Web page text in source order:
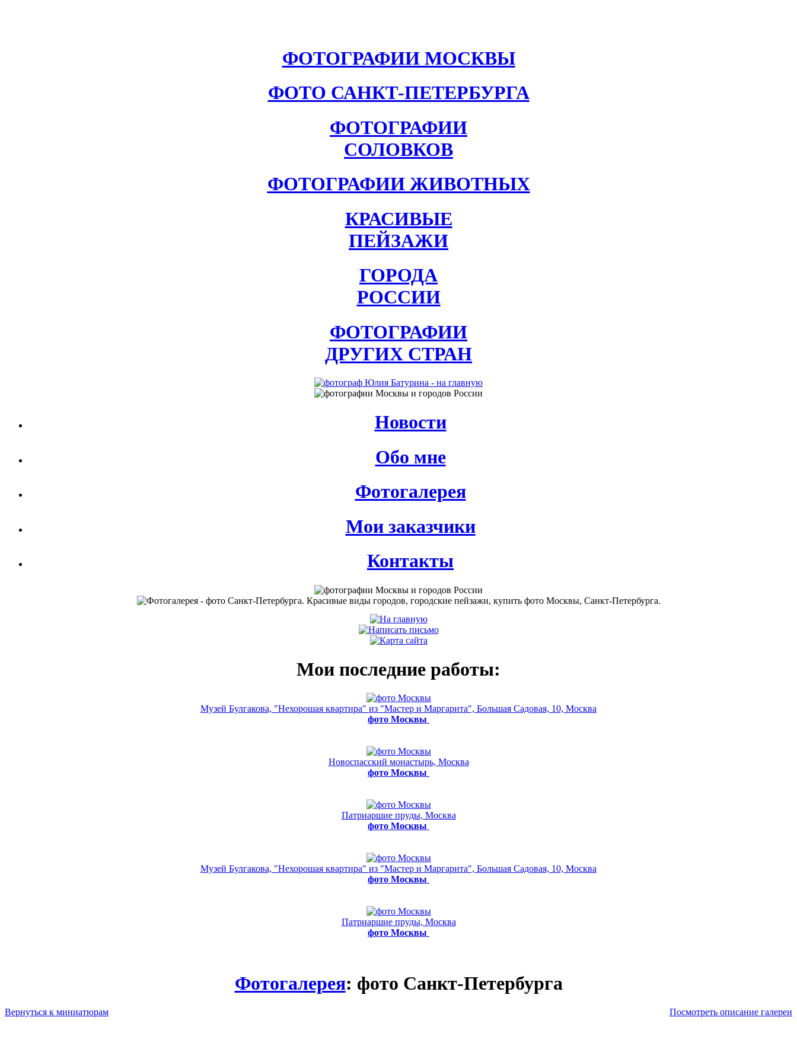
ФОТОГРАФИИ МОСКВЫ
ФОТО САНКТ-ПЕТЕРБУРГА
ФОТОГРАФИИ
СОЛОВКОВ
ФОТОГРАФИИ ЖИВОТНЫХ
КРАСИВЫЕ
ПЕЙЗАЖИ
ГОРОДА
РОССИИ
ФОТОГРАФИИ
ДРУГИХ СТРАН
Новости
Обо мне
Фотогалерея
Мои заказчики
Контакты
Мои последние работы:
Музей Булгакова, "Нехорошая квартира" из "Мастер и Маргарита", Большая Садовая, 10, Москва
фото Москвы
Новоспасский монастырь, Москва
фото Москвы
Патриаршие пруды, Москва
фото Москвы
Музей Булгакова, "Нехорошая квартира" из "Мастер и Маргарита", Большая Садовая, 10, Москва
фото Москвы
Патриаршие пруды, Москва
фото Москвы
Фотогалерея: фото Санкт-Петербурга
Вернуться к миниатюрам Посмотреть описание галереи